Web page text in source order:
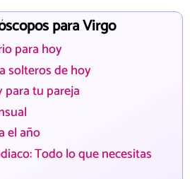
para Virgo
para hoy
solteros de hoy
tu pareja
el año
Todo lo que necesitas